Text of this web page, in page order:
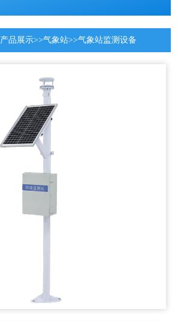
产品展示>>气象站>>气象站监测设备